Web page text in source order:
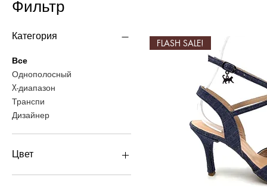
Фильтр
Категория
Все
Однополосный
X-диапазон
Транспи
Дизайнер
Цвет
FLASH SALE!